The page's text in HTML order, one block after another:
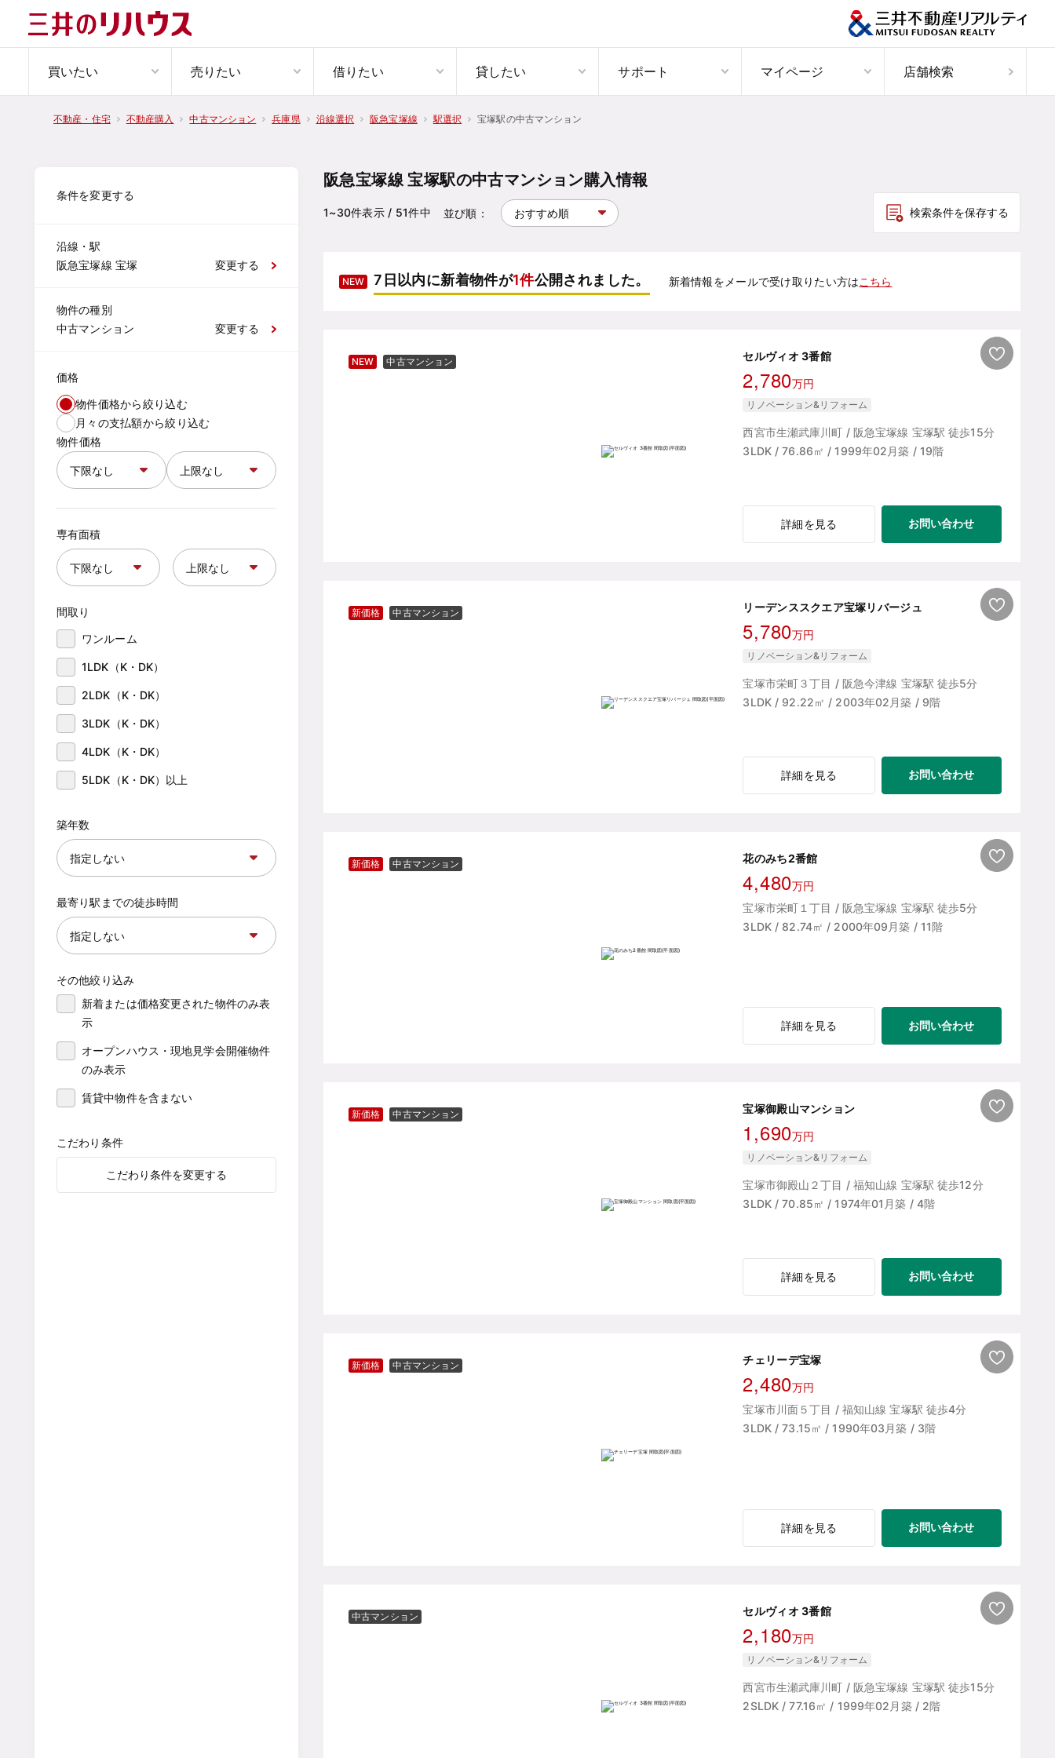
買いたい 売りたい 借りたい 貸したい サポート マイページ 店舗検索
不動産・住宅 不動産購入 中古マンション 兵庫県 沿線選択 阪急宝塚線 駅選択 宝塚駅の中古マンション
条件を変更する
沿線・駅
阪急宝塚線 宝塚
変更する
物件の種別
中古マンション
変更する
価格
物件価格から絞り込む
月々の支払額から絞り込む
物件価格
専有面積
間取り
ワンルーム
1LDK（K・DK）
2LDK（K・DK）
3LDK（K・DK）
4LDK（K・DK）
5LDK（K・DK）以上
築年数
最寄り駅までの徒歩時間
その他絞り込み
新着または価格変更された物件のみ表
示
オープンハウス・現地見学会開催物件
のみ表示
賃貸中物件を含まない
こだわり条件
こだわり条件を変更する
阪急宝塚線 宝塚駅の中古マンション購入情報
1~30件表示/ 51件中 並び順： 検索条件を保存する
NEW 7日以内に新着物件が1件公開されました。 新着情報をメールで受け取りたい方はこちら
NEW 中古マンション セルヴィオ 3番館
2,780万円
リノベーション&リフォーム
西宮市生瀬武庫川町 / 阪急宝塚線 宝塚駅 徒歩15分
3LDK / 76.86㎡ / 1999年02月築 / 19階
詳細を見る お問い合わせ
新価格 中古マンション リーデンススクエア宝塚リバージュ
5,780万円
リノベーション&リフォーム
宝塚市栄町３丁目 / 阪急今津線 宝塚駅 徒歩5分
3LDK / 92.22㎡ / 2003年02月築 / 9階
詳細を見る お問い合わせ
新価格 中古マンション 花のみち2番館
4,480万円
宝塚市栄町１丁目 / 阪急宝塚線 宝塚駅 徒歩5分
3LDK / 82.74㎡ / 2000年09月築 / 11階
詳細を見る お問い合わせ
新価格 中古マンション 宝塚御殿山マンション
1,690万円
リノベーション&リフォーム
宝塚市御殿山２丁目 / 福知山線 宝塚駅 徒歩12分
3LDK / 70.85㎡ / 1974年01月築 / 4階
詳細を見る お問い合わせ
新価格 中古マンション チェリーデ宝塚
2,480万円
宝塚市川面５丁目 / 福知山線 宝塚駅 徒歩4分
3LDK / 73.15㎡ / 1990年03月築 / 3階
詳細を見る お問い合わせ
中古マンション セルヴィオ 3番館
2,180万円
リノベーション&リフォーム
西宮市生瀬武庫川町 / 阪急宝塚線 宝塚駅 徒歩15分
2SLDK / 77.16㎡ / 1999年02月築 / 2階